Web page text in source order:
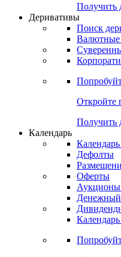
Получить
Деривативы
Поиск
Валютные
Откройте
Получить
Календарь
Дефолты
Оферты
Аукционы